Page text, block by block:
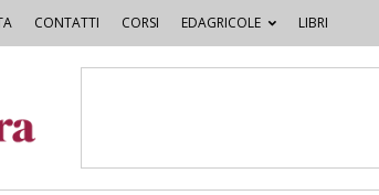
CONTATTI CORSI EDAGRICOLE LIBRI